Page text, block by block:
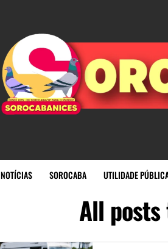
NOTÍCIAS SOROCABA UTILIDADE
All